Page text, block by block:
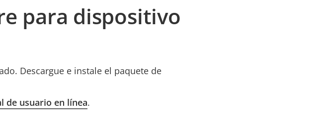
para dispositivo
Descargue e instale el paquete de
de usuario en línea.